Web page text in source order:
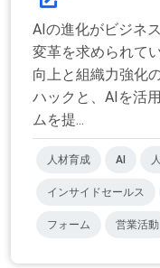
AIの進化がビジネ
変革を求められて
向上と組織力強化
ハックと、AIを活
ムを提...
人材育成 AI
インサイドセールス
フォーム 営業活動